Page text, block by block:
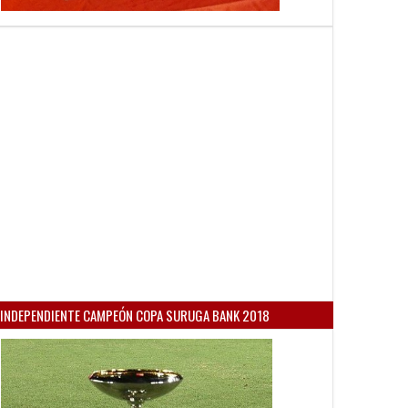
INDEPENDIENTE CAMPEÓN COPA SURUGA BANK 2018